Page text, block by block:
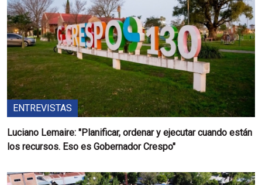
ENTREVISTAS
Luciano Lemaire: "Planificar, ordenar y ejecutar cuando están
los recursos. Eso es Gobernador Crespo"